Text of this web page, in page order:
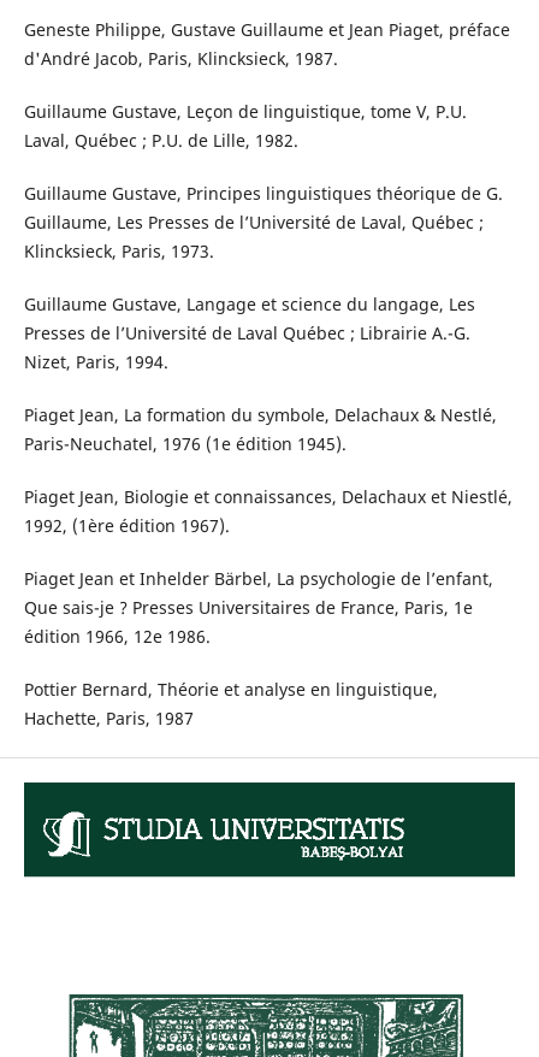
Geneste Philippe, Gustave Guillaume et Jean Piaget, préface
d'André Jacob, Paris, Klincksieck, 1987.
Guillaume Gustave, Leçon de linguistique, tome V, P.U.
Laval, Québec ; P.U. de Lille, 1982.
Guillaume Gustave, Principes linguistiques théorique de G.
Guillaume, Les Presses de l’Université de Laval, Québec ;
Klincksieck, Paris, 1973.
Guillaume Gustave, Langage et science du langage, Les
Presses de l’Université de Laval Québec ; Librairie A.-G.
Nizet, Paris, 1994.
Piaget Jean, La formation du symbole, Delachaux & Nestlé,
Paris-Neuchatel, 1976 (1e édition 1945).
Piaget Jean, Biologie et connaissances, Delachaux et Niestlé,
1992, (1ère édition 1967).
Piaget Jean et Inhelder Bärbel, La psychologie de l’enfant,
Que sais-je ? Presses Universitaires de France, Paris, 1e
édition 1966, 12e 1986.
Pottier Bernard, Théorie et analyse en linguistique,
Hachette, Paris, 1987